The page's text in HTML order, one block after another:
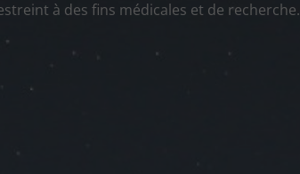
à des fins médicales et de recherche.